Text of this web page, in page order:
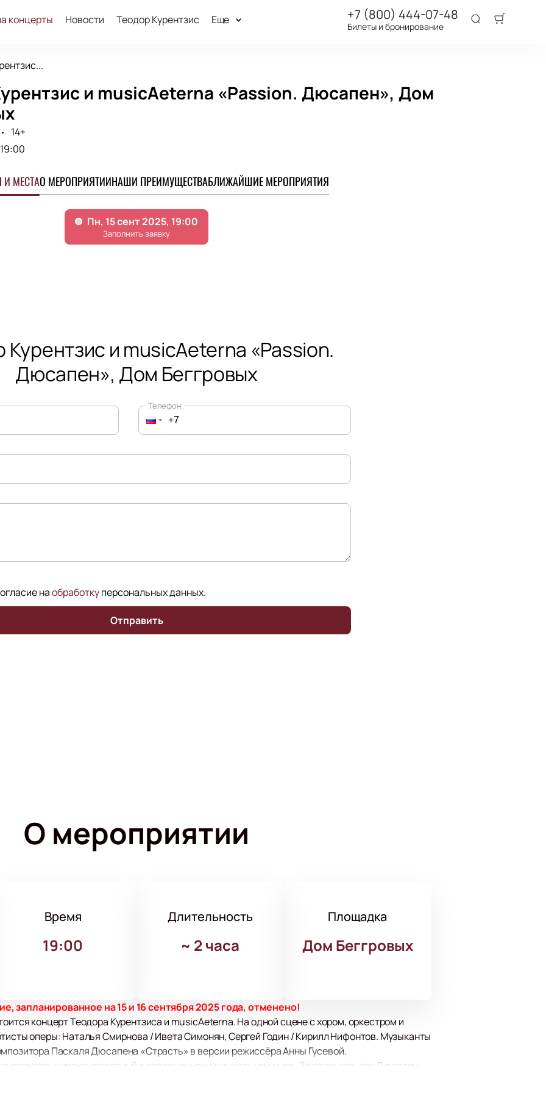
концерты Новости Теодор Курентзис Еще +7 (800) 444-07-48
Билеты и бронирование
и musicAeterna «Passion. Дюсапен», Дом
14+
19:00
МЕСТАО МЕРОПРИЯТИИНАШИ ПРЕИМУЩЕСТВАБЛИЖАЙШИЕ МЕРОПРИЯТИЯ
Курентзис и musicAeterna «Passion.
Дюсапен», Дом Беггровых
Телефон
наобработкуперсональных данных.
Отправить
О мероприятии
Время
19:00
Длительность
~ 2 часа
Площадка
Дом Беггровых
запланированное на 15 и 16 сентября 2025 года, отменено!
концерт Теодора Курентзиса и musicAeterna. На одной сцене с хором, оркестром и
оперы: Наталья Смирнова / Ивета Симонян, Сергей Годин / Кирилл Нифонтов. Музыканты
Паскаля Дюсапена «Страсть» в версии режиссёра Анны Гусевой.
широко известный в современном музыкальном мире. За свою карьеру Дюсапен
профессиональных сообществ. Среди его достижений — Большая Национальная